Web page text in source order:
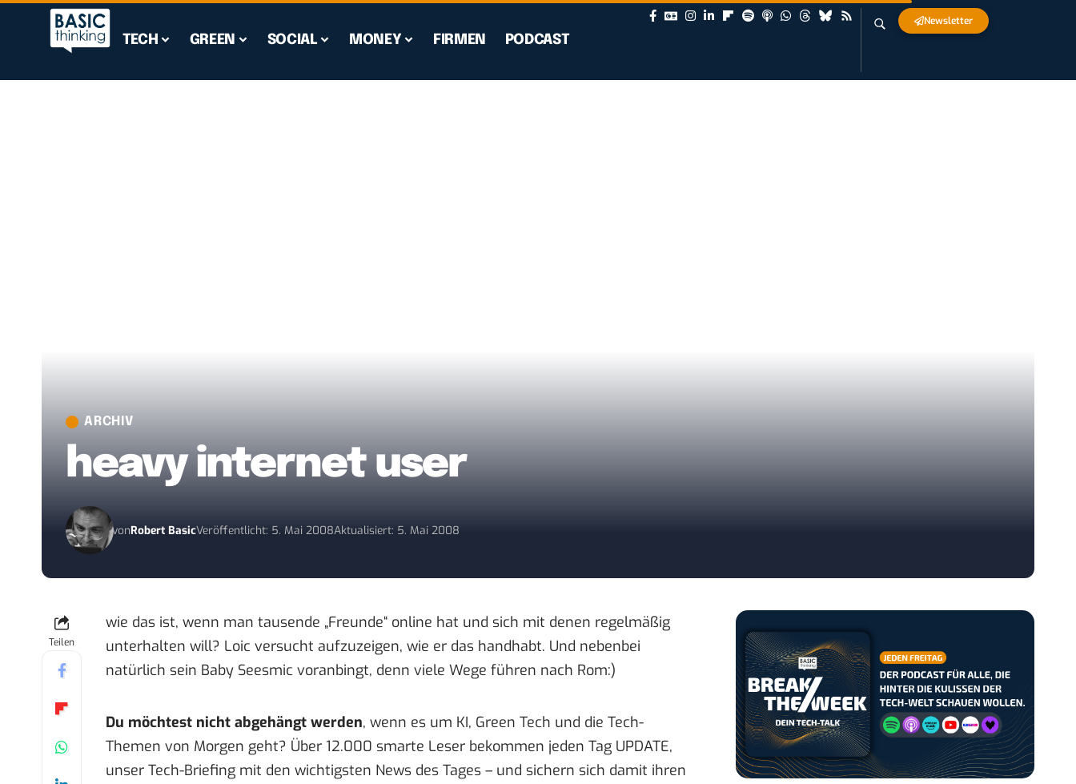
TECH GREEN SOCIAL MONEY FIRMEN PODCAST
Newsletter
ARCHIV
heavy internet user
vonRobert BasicVeröffentlicht: 5. Mai 2008Aktualisiert: 5. Mai 2008
Teilen
wie das ist, wenn man tausende „Freunde“ online hat und sich mit denen regelmäßig
unterhalten will? Loic versucht aufzuzeigen, wie er das handhabt. Und nebenbei
natürlich sein Baby Seesmic voranbingt, denn viele Wege führen nach Rom:)
Du möchtest nicht abgehängt werden, wenn es um KI, Green Tech und die Tech-
Themen von Morgen geht? Über 12.000 smarte Leser bekommen jeden Tag UPDATE,
unser Tech-Briefing mit den wichtigsten News des Tages – und sichern sich damit ihren